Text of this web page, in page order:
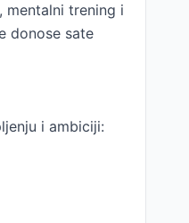
mentalni trening i
donose sate
i ambiciji: